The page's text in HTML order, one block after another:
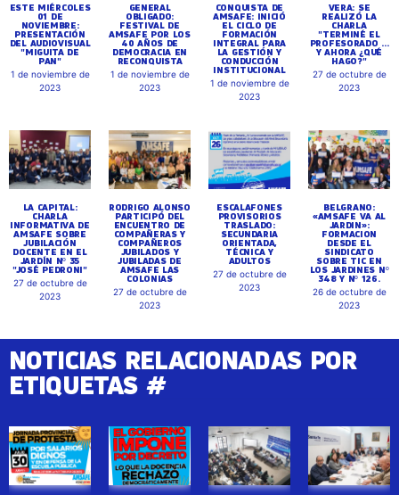
ESTE MIÉRCOLES
01 DE
NOVIEMBRE:
PRESENTACIÓN
DEL AUDIOVISUAL
"MIGUITA DE
PAN"
1 de noviembre de
2023
GENERAL
OBLIGADO:
FESTIVAL DE
AMSAFE POR LOS
40 AÑOS DE
DEMOCRACIA EN
RECONQUISTA
1 de noviembre de
2023
CONQUISTA DE
AMSAFE: INICIÓ
EL CICLO DE
FORMACIÓN
INTEGRAL PARA
LA GESTIÓN Y
CONDUCCIÓN
INSTITUCIONAL
1 de noviembre de
2023
VERA: SE
REALIZÓ LA
CHARLA
"TERMINÉ EL
PROFESORADO ...
Y AHORA ¿QUÉ
HAGO?"
27 de octubre de
2023
LA CAPITAL:
CHARLA
INFORMATIVA DE
AMSAFE SOBRE
JUBILACIÓN
DOCENTE EN EL
JARDÍN Nº 35
"JOSÉ PEDRONI"
27 de octubre de
2023
RODRIGO ALONSO
PARTICIPÓ DEL
ENCUENTRO DE
COMPAÑERAS Y
COMPAÑEROS
JUBILADOS Y
JUBILADAS DE
AMSAFE LAS
COLONIAS
27 de octubre de
2023
ESCALAFONES
PROVISORIOS
TRASLADO:
SECUNDARIA
ORIENTADA,
TÉCNICA Y
ADULTOS
27 de octubre de
2023
BELGRANO:
«AMSAFE VA AL
JARDIN»:
FORMACION
DESDE EL
SINDICATO
SOBRE TIC EN
LOS JARDINES Nº
348 Y Nº 126.
26 de octubre de
2023
NOTICIAS RELACIONADAS POR
ETIQUETAS #